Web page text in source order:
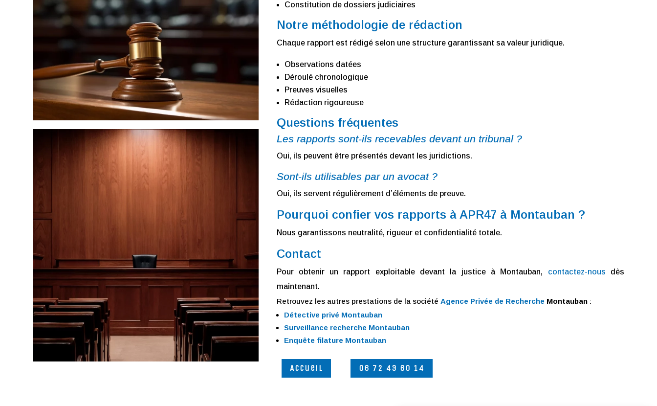
Constitution de dossiers judiciaires
Notre méthodologie de rédaction
Chaque rapport est rédigé selon une structure garantissant sa valeur juridique.
Observations datées
Déroulé chronologique
Preuves visuelles
Rédaction rigoureuse
Questions fréquentes
Les rapports sont-ils recevables devant un tribunal ?
Oui, ils peuvent être présentés devant les juridictions.
Sont-ils utilisables par un avocat ?
Oui, ils servent régulièrement d’éléments de preuve.
Pourquoi confier vos rapports à APR47 à Montauban ?
Nous garantissons neutralité, rigueur et confidentialité totale.
Contact
Pour obtenir un rapport exploitable devant la justice à Montauban, contactez-nous dès
maintenant.
Retrouvez les autres prestations de la société Agence Privée de Recherche Montauban:
Détective privé Montauban
Surveillance recherche Montauban
Enquête filature Montauban
Accueil 06 72 43 60 14